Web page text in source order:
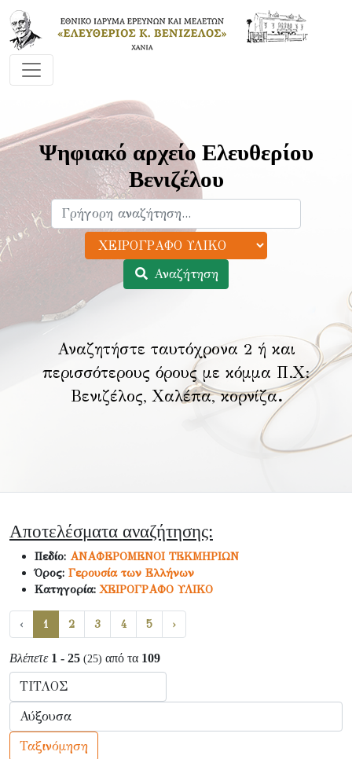
Ψηφιακό αρχείο Ελευθερίου
Βενιζέλου
Αναζήτηση
Αναζητήστε ταυτόχρονα 2 ή και
περισσότερους όρους με κόμμα Π.Χ:
Βενιζέλος, Χαλέπα, κορνίζα.
Αποτελέσματα αναζήτησης:
Πεδίο: ΑΝΑΦΕΡΟΜΕΝΟΙ ΤΕΚΜΗΡΙΩΝ
Όρος: Γερουσία των Ελλήνων
Κατηγορία:ΧΕΙΡΟΓΡΑΦΟ ΥΛΙΚΟ
‹ 1 2 3 4 5 ›
Βλέπετε 1 - 25 (25) από τα 109
Ταξινόμηση